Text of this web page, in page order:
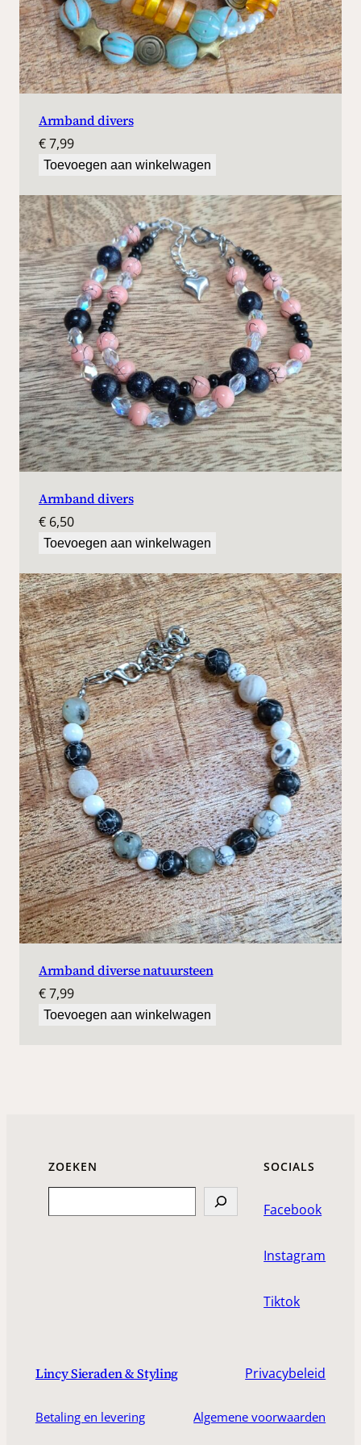
Armband divers
€7,99
Toevoegen aan winkelwagen
Armband divers
€ 6,50
Toevoegen aan winkelwagen
Armband diverse natuursteen
€7,99
Toevoegen aan winkelwagen
ZOEKEN SOCIALS
Facebook
Instagram
Tiktok
Lincy Sieraden & Styling Privacybeleid
Betaling en levering Algemene voorwaarden